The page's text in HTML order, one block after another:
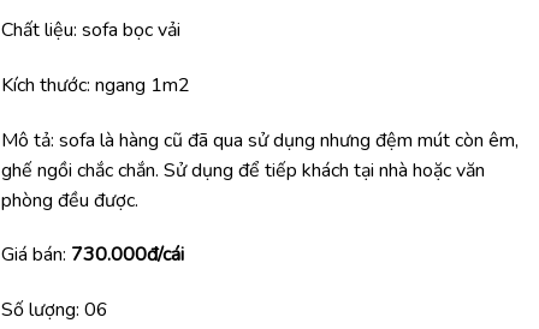
Chất liệu: sofa bọc vải
Kích thước: ngang 1m2
Mô tả: sofa là hàng cũ đã qua sử dụng nhưng đệm mút còn êm,
ghế ngồi chắc chắn. Sử dụng để tiếp khách tại nhà hoặc văn
phòng đều được.
Giá bán: 730.000đ/cái
Số lượng: 06